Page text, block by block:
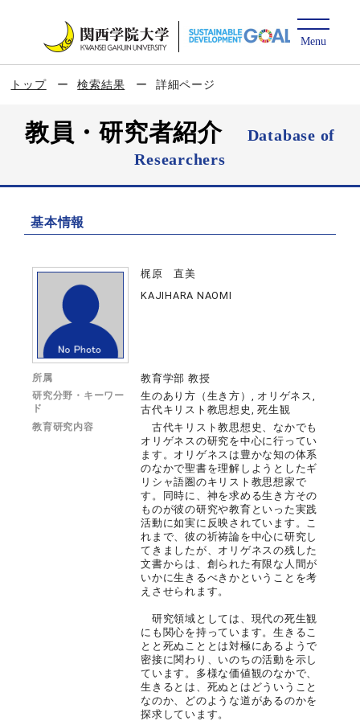
トップ 検索結果 詳細ページ
教員・研究者紹介
Database of
Researchers
基本情報
梶原 直美
KAJIHARA NAOMI
所属 教育学部 教授
研究分野・キーワー
ド
生のあり方（生き方）, オリゲネス,
古代キリスト教思想史, 死生観
教育研究内容
古代キリスト教思想史、なかでも
オリゲネスの研究を中心に行ってい
ます。オリゲネスは豊かな知の体系
のなかで聖書を理解しようとしたギ
リシャ語圏のキリスト教思想家で
す。同時に、神を求める生き方その
ものが彼の研究や教育といった実践
活動に如実に反映されています。こ
れまで、彼の祈祷論を中心に研究し
てきましたが、オリゲネスの残した
文書からは、創られた有限な人間が
いかに生きるべきかということを考
えさせられます。
研究領域としては、現代の死生観
にも関心を持っています。生きるこ
とと死ぬこととは対極にあるようで
密接に関わり、いのちの活動を示し
ています。多様な価値観のなかで、
生きるとは、死ぬとはどういうこと
なのか、どのような道があるのかを
探求しています。